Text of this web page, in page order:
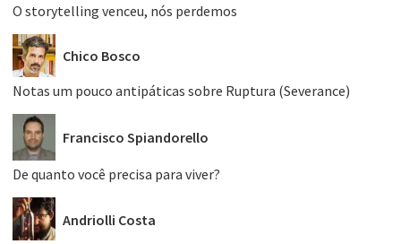
O storytelling venceu, nós perdemos
Chico Bosco
Notas um pouco antipáticas sobre Ruptura (Severance)
Francisco Spiandorello
De quanto você precisa para viver?
Andriolli Costa